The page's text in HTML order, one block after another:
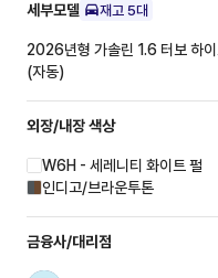
세부모델 재고 5대
2026년형 가솔린 1.6 터보 하
(자동)
외장/내장색상
W6H - 세레니티 화이트 펄
인디고/브라운투톤
금융사/대리점